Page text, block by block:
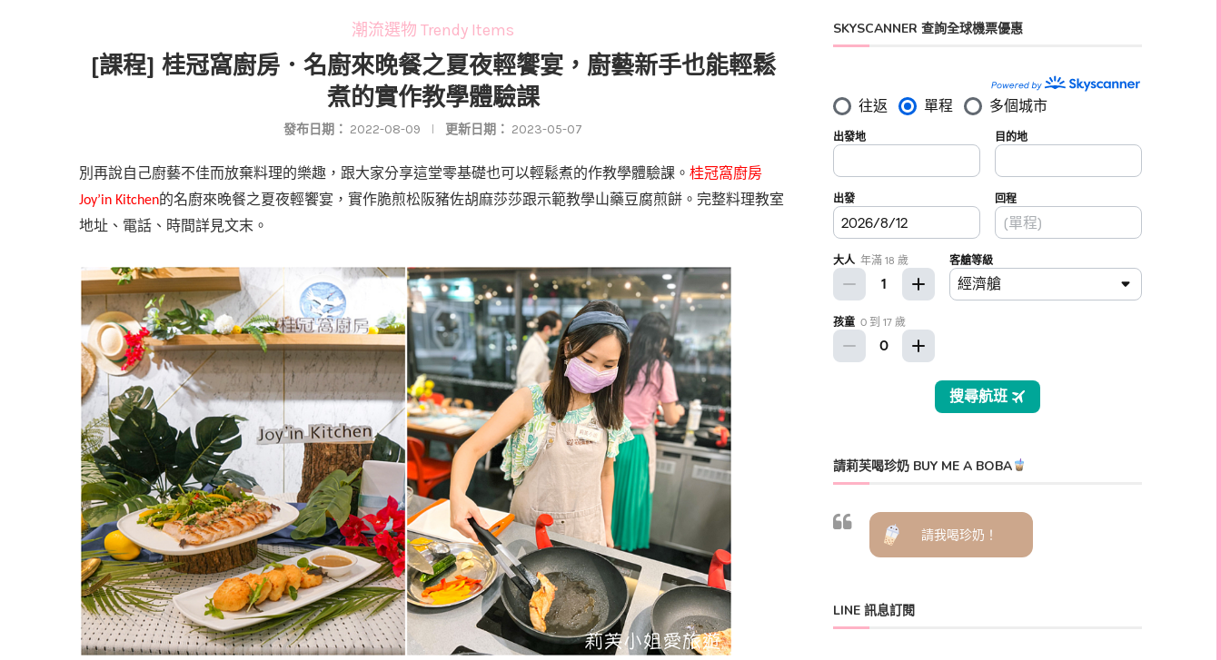
潮流選物 Trendy Items
[課程] 桂冠窩廚房．名廚來晚餐之夏夜輕饗宴，廚藝新手也能輕鬆
煮的實作教學體驗課
發布日期： 2022-08-09 更新日期： 2023-05-07
別再說自己廚藝不佳而放棄料理的樂趣，跟大家分享這堂零基礎也可以輕鬆煮的作教學體驗課。 桂冠窩廚房
Joy’in Kitchen的名廚來晚餐之夏夜輕饗宴，實作脆煎松阪豬佐胡麻莎莎跟示範教學山藥豆腐煎餅。完整料理教室
地址、電話、時間詳見文末。
SKYSCANNER 查詢全球機票優惠
請莉芙喝珍奶 BUY ME A BOBA
請我喝珍奶！
LINE 訊息訂閱